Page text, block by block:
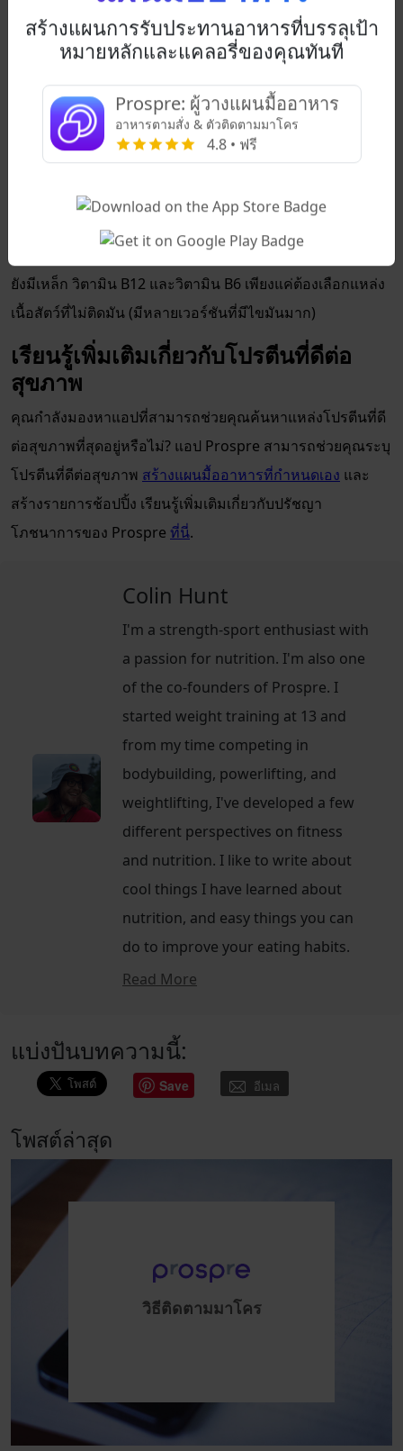
มังสวิรัติ แต่หลายคนไม่รู้ว่ามันมีโปรตีนสูงเพียงใด ผลิตจากนม
ถั่วเหลืองที่เข้มข้นและมีหลายระดับความแน่น นอกจากนี้ยังใช้
เป็นทางเลือกแทนเนื้อสัตว์ได้อีกด้วย ในด้านโภชนาการ มันมี
โปรไฟล์กรดอะมิโนที่คล้ายกับเนื้อสัตว์ หนึ่งหน่วยบริโภค 3.5
ออนซ์ของเต้าหู้มีแคลอรี 120 แคลอรี โปรตีน 12 กรัม และกรด
อะมิโน วิตามิน และสังกะสีหลากหลายชนิด
8. เนื้อสัตว์ไม่ติดมัน
เนื้อวัวไม่ติดมันหมู และสัตว์ปีกเป็นอาหารที่มีโปรตีนสูงที่รู้จัก
กันดี พวกมันเป็นแหล่งโปรตีนที่มีคุณค่าทางโภชนาการ และ
ยังมีเหล็ก วิตามิน B12 และวิตามิน B6 เพียงแค่ต้องเลือกแหล่ง
เนื้อสัตว์ที่ไม่ติดมัน (มีหลายเวอร์ชันที่มีไขมันมาก)
เรียนรู้เพิ่มเติมเกี่ยวกับโปรตีนที่ดีต่อ
สุขภาพ
คุณกำลังมองหาแอปที่สามารถช่วยคุณค้นหาแหล่งโปรตีนที่ดี
ต่อสุขภาพที่สุดอยู่หรือไม่? แอป Prospre สามารถช่วยคุณระบุ
โปรตีนที่ดีต่อสุขภาพ สร้างแผนมื้ออาหารที่กำหนดเอง และ
สร้างรายการช้อปปิ้ง เรียนรู้เพิ่มเติมเกี่ยวกับปรัชญา
โภชนาการของ Prospre ที่นี่.
Colin Hunt
I'm a strength-sport enthusiast with
a passion for nutrition. I'm also one
of the co-founders of Prospre. I
started weight training at 13 and
from my time competing in
bodybuilding, powerlifting, and
weightlifting, I've developed a few
different perspectives on fitness
and nutrition. I like to write about
cool things I have learned about
nutrition, and easy things you can
do to improve your eating habits.
Read More
แบ่งปันบทความนี้:
Save อีเมล
โพสต์ล่าสุด
วิธีติดตามมาโคร
สร้างแผนการรับประทานอาหารที่บรรลุเป้า
หมายหลักและแคลอรี่ของคุณทันที
Prospre: ผู้วางแผนมื้ออาหาร
อาหารตามสั่ง & ตัวติดตามมาโคร
4.8 • ฟรี